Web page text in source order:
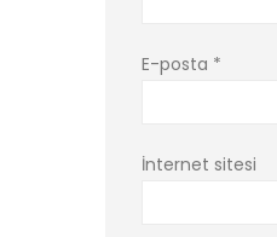
E-posta *
İnternet sitesi